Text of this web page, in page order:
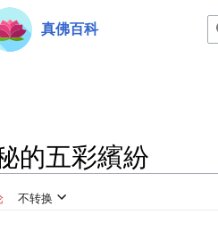
栏
真佛百科
的五彩繽紛
不转换